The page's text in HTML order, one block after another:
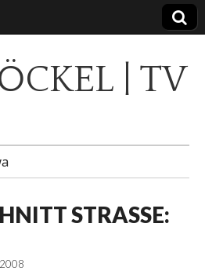
| TV
STRASSE: